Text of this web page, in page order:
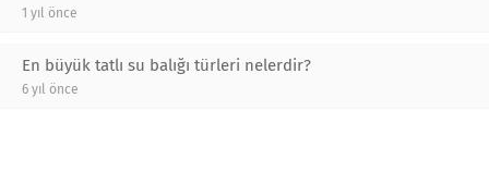
1 yıl önce
En büyük tatlı su balığı türleri nelerdir?
6 yıl önce